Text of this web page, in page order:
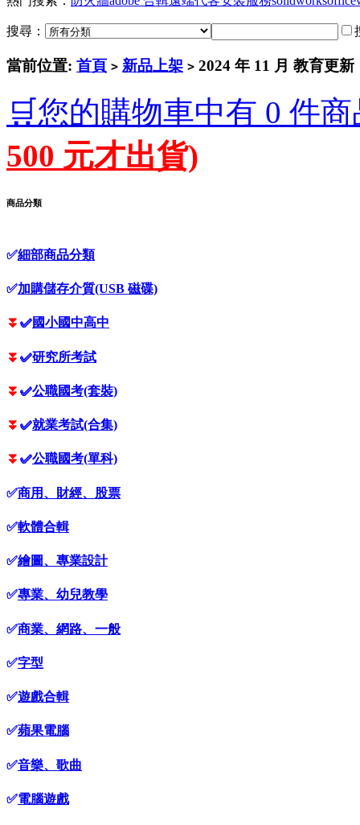
搜尋：
當前位置: 首頁 > 新品上架 > 2024 年 11 月 教育更新
🛒您的購物車中有 0 件
500 元才出貨)
商品分類
✅細部商品分類
✅加購儲存介質(USB 磁碟)
⏬ ✅國小國中高中
⏬ ✅研究所考試
⏬ ✅公職國考(套裝)
⏬ ✅就業考試(合集)
⏬ ✅公職國考(單科)
✅商用、財經、股票
✅軟體合輯
✅繪圖、專業設計
✅專業、幼兒教學
✅商業、網路、一般
✅字型
✅遊戲合輯
✅蘋果電腦
✅音樂、歌曲
✅電腦遊戲